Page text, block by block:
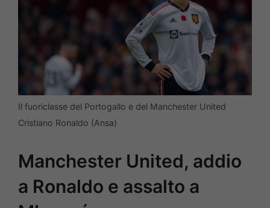
Il fuoriclasse del Portogallo e del Manchester United
Cristiano Ronaldo (Ansa)
Manchester United, addio
a Ronaldo e assalto a